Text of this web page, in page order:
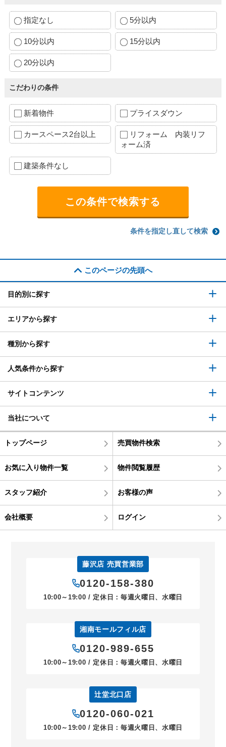
指定なし 5分以内
10分以内 15分以内
20分以内
こだわりの条件
新着物件 プライスダウン
カースペース2台以上
リフォーム 内装リフ
ォーム済
建築条件なし
条件を指定し直して検索
このページの先頭へ
目的別に探す
エリアから探す
種別から探す
人気条件から探す
サイトコンテンツ
当社について
トップページ 売買物件検索
お気に入り物件一覧 物件閲覧履歴
スタッフ紹介 お客様の声
会社概要 ログイン
藤沢店 売買営業部
0120-158-380
10:00～19:00 / 定休日：毎週火曜日、水曜日
湘南モールフィル店
0120-989-655
10:00～19:00 / 定休日：毎週火曜日、水曜日
辻堂北口店
0120-060-021
10:00～19:00 / 定休日：毎週火曜日、水曜日